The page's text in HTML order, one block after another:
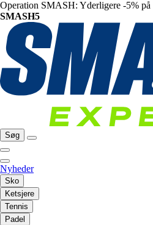
Operation SMASH: Yderligere -5% på
SMASH5
Søg
Nyheder
Sko
Ketsjere
Tennis
Padel